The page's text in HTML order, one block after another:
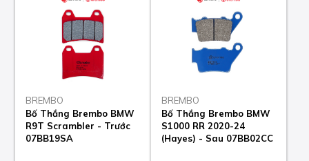
BREMBO
Bố Thắng Brembo BMW
R9T Scrambler - Trước
07BB19SA
BREMBO
Bố Thắng Brembo BMW
S1000 RR 2020-24
(Hayes) - Sau 07BB02CC